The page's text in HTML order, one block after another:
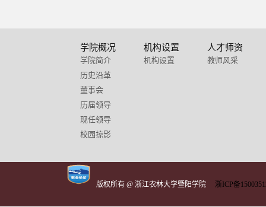
学院概况
学院简介
历史沿革
董事会
历届领导
现任领导
校园掠影
机构设置
机构设置
人才师资
教师风采
版权所有 @ 浙江农林大学暨阳学院 浙ICP备